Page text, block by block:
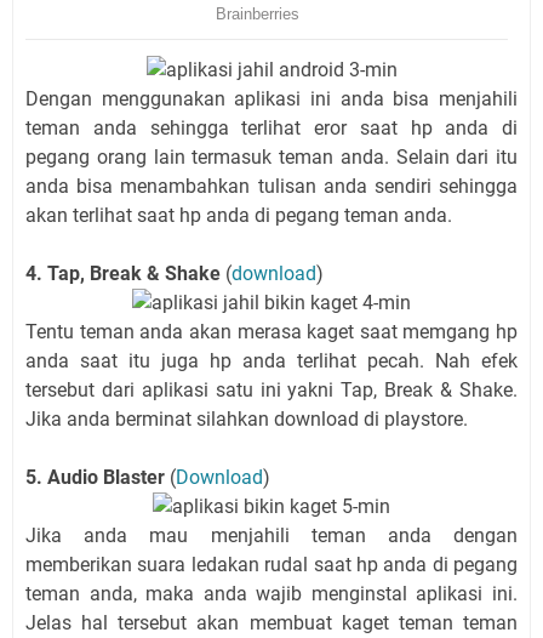
Dengan menggunakan aplikasi ini anda bisa menjahili
teman anda sehingga terlihat eror saat hp anda di
pegang orang lain termasuk teman anda. Selain dari itu
anda bisa menambahkan tulisan anda sendiri sehingga
akan terlihat saat hp anda di pegang teman anda.
4. Tap, Break & Shake (download)
Tentu teman anda akan merasa kaget saat memgang hp
anda saat itu juga hp anda terlihat pecah. Nah efek
tersebut dari aplikasi satu ini yakni Tap, Break & Shake.
Jika anda berminat silahkan download di playstore.
5. Audio Blaster (Download)
Jika anda mau menjahili teman anda dengan
memberikan suara ledakan rudal saat hp anda di pegang
teman anda, maka anda wajib menginstal aplikasi ini.
Jelas hal tersebut akan membuat kaget teman teman